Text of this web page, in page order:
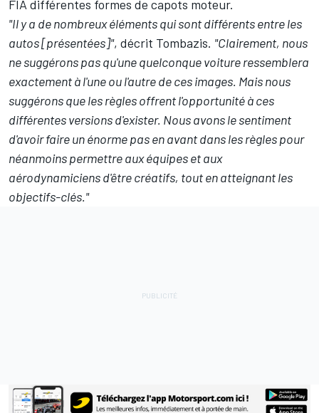
FIA différentes formes de capots moteur.
"Il y a de nombreux éléments qui sont différents entre les
autos [présentées]", décrit Tombazis. "Clairement, nous
ne suggérons pas qu'une quelconque voiture ressemblera
exactement à l'une ou l'autre de ces images. Mais nous
suggérons que les règles offrent l'opportunité à ces
différentes versions d'exister. Nous avons le sentiment
d'avoir faire un énorme pas en avant dans les règles pour
néanmoins permettre aux équipes et aux
aérodynamiciens d'être créatifs, tout en atteignant les
objectifs-clés."